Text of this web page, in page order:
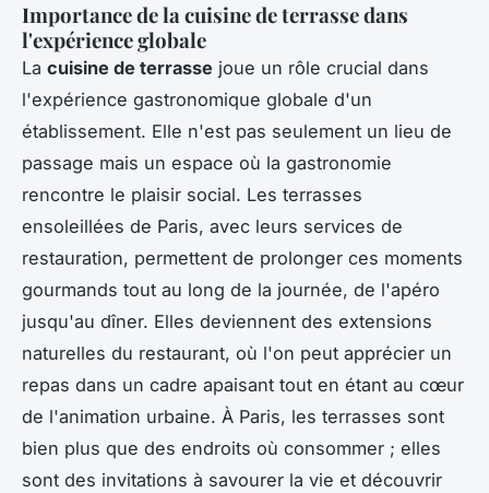
Importance de la cuisine de terrasse dans
l'expérience globale
La cuisine de terrasse joue un rôle crucial dans
l'expérience gastronomique globale d'un
établissement. Elle n'est pas seulement un lieu de
passage mais un espace où la gastronomie
rencontre le plaisir social. Les terrasses
ensoleillées de Paris, avec leurs services de
restauration, permettent de prolonger ces moments
gourmands tout au long de la journée, de l'apéro
jusqu'au dîner. Elles deviennent des extensions
naturelles du restaurant, où l'on peut apprécier un
repas dans un cadre apaisant tout en étant au cœur
de l'animation urbaine. À Paris, les terrasses sont
bien plus que des endroits où consommer ; elles
sont des invitations à savourer la vie et découvrir